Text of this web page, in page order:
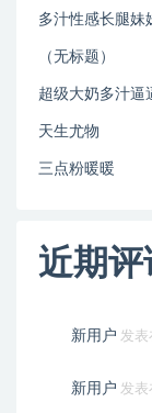
多汁性感长腿妹
（无标题）
超级大奶多汁逼
天生尤物
三点粉暖暖
近期评
新用户 发表
新用户 发表